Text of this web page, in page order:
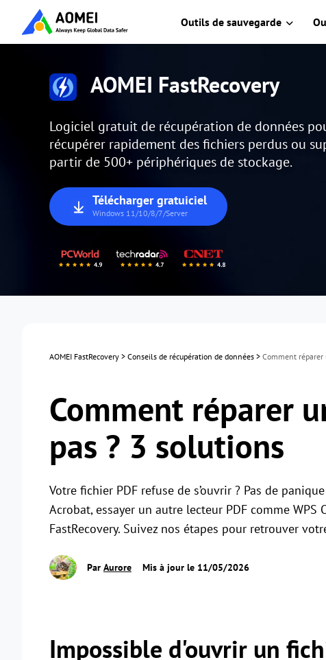
Outils de sauvegarde
AOMEI FastRecovery
Logiciel gratuit de récupération de données
récupérer rapidement des fichiers perdus ou
partir de 500+ périphériques de stockage.
Télécharger gratuiciel
Windows 11/10/8/7/Server
AOMEI FastRecovery > Conseils de récupération de données > Comment réparer
Comment réparer
pas ? 3 solutions
Votre fichier PDF refuse de s’ouvrir ? Pas de
Acrobat, essayer un autre lecteur PDF comme WPS
FastRecovery. Suivez nos étapes pour retrouver
Par Aurore Mis à jour le 11/05/2026
Impossible d'ouvrir un